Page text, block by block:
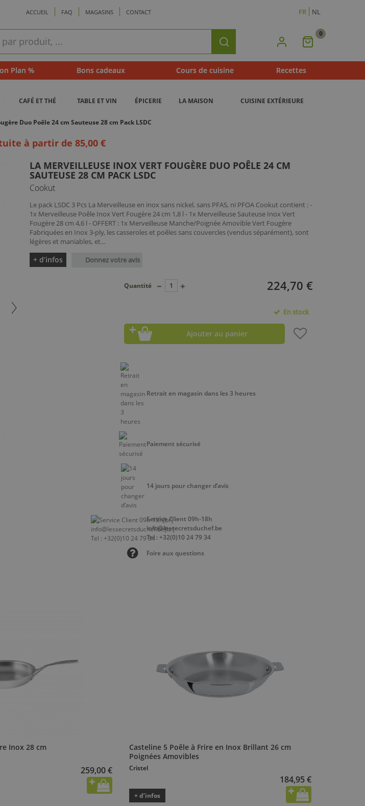
ACCUEIL FAQ MAGASINS CONTACT FR NL
Rechercher Mon
0
Plan % Bons cadeaux Cours de cuisine Recettes
CAFÉ ET THÉ TABLE ET VIN ÉPICERIE LA MAISON CUISINE EXTÉRIEURE
Duo Poêle 24 cm Sauteuse 28 cm Pack LSDC
à partir de 85,00 €
LA MERVEILLEUSE INOX VERT FOUGÈRE DUO POÊLE 24 CM
SAUTEUSE 28 CM PACK LSDC
Cookut
Le pack LSDC 3 Pcs La Merveilleuse en inox sans nickel, sans PFAS, ni PFOA Cookut contient : -
1x Merveilleuse Poêle Inox Vert Fougère 24 cm 1,8 l - 1x Merveilleuse Sauteuse Inox Vert
Fougère 28 cm 4,6 l - OFFERT : 1x Merveilleuse Manche/Poignée Amovible Vert Fougère
Fabriquées en Inox 3-ply, les casseroles et poêles sans couvercles (vendus séparément), sont
légères et maniables, et...
+ d’infos Donnez votre avis
224,70 €
Quantité
En stock
Ajouter au panier
Retrait en magasin dans les 3 heures
Paiement sécurisé
14 jours pour changer d’avis
Service Client 09h-18h
info@lessecretsduchef.be
Tel : +32(0)10 24 79 34
Foire aux questions
Inox 28 cm
259,00 €
Casteline 5 Poêle à Frire en Inox Brillant 26 cm
Poignées Amovibles
Cristel
184,95 €
+ d’infos